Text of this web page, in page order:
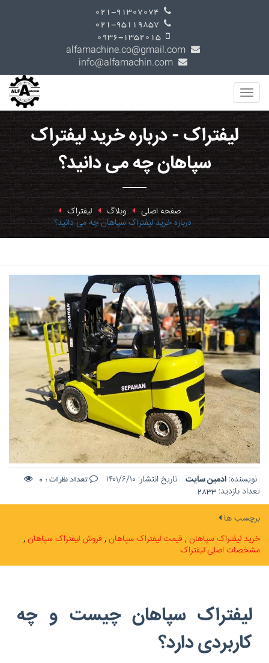
لیفتراک - درباره خرید لیفتراک
سپاهان چه می دانید؟
صفحه اصلی وبلاگ لیفتراک
درباره خرید لیفتراک سپاهان چه می دانید؟
نویسنده: ادمین سایت تاریخ انتشار: ۱۴۰۱/۶/۱۰ تعداد نظرات : 0
تعداد بازدید: 2833
برچسب ها
خرید لیفتراک سپاهان قیمت لیفتراک سپاهان فروش لیفتراک سپاهان
مشخصات اصلی لیفتراک
لیفتراک سپاهان چیست و چه
کاربردی دارد؟